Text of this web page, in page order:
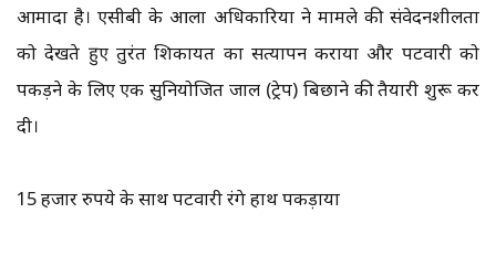
आमादा है। एसीबी के आला अधिकारियों ने मामले की संवेदनशीलता
को देखते हुए तुरंत शिकायत का सत्यापन कराया और पटवारी को
पकड़ने के लिए एक सुनियोजित जाल (ट्रेप) बिछाने की तैयारी शुरू कर
दी।
15 हजार रुपये के साथ पटवारी रंगे हाथ पकड़ाया